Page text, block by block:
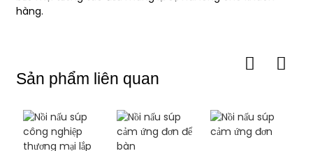
hàng.
Sản phẩm liên quan